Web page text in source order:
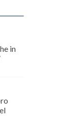
in